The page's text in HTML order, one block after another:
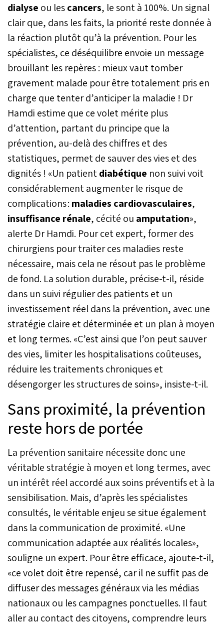
dialyse ou lescancers, le sont à 100%. Un signal
clair que, dans les faits, la priorité reste donnée à
la réaction plutôt qu’à la prévention. Pour les
spécialistes, ce déséquilibre envoie un message
brouillant les repères : mieux vaut tomber
gravement malade pour être totalement pris en
charge que tenter d’anticiper la maladie ! Dr
Hamdi estime que ce volet mérite plus
d’attention, partant du principe que la
prévention, au-delà des chiffres et des
statistiques, permet de sauver des vies et des
dignités ! «Un patientdiabétique non suivi voit
considérablement augmenter le risque de
complications : maladies cardiovasculaires,
insuffisance rénale, cécité ou amputation»,
alerte Dr Hamdi. Pour cet expert, former des
chirurgiens pour traiter ces maladies reste
nécessaire, mais cela ne résout pas le problème
de fond. La solution durable, précise-t-il, réside
dans un suivi régulier des patients et un
investissement réel dans la prévention, avec une
stratégie claire et déterminée et un plan à moyen
et long termes. «C’est ainsi que l’on peut sauver
des vies, limiter les hospitalisations coûteuses,
réduire les traitements chroniques et
désengorger les structures de soins», insiste-t-il.
Sans proximité, la prévention
reste hors de portée
La prévention sanitaire nécessite donc une
véritable stratégie à moyen et long termes, avec
un intérêt réel accordé aux soins préventifs et à la
sensibilisation. Mais, d’après les spécialistes
consultés, le véritable enjeu se situe également
dans la communication de proximité. «Une
communication adaptée aux réalités locales»,
souligne un expert. Pour être efficace, ajoute-t-il,
«ce volet doit être repensé, car il ne suffit pas de
diffuser des messages généraux via les médias
nationaux ou les campagnes ponctuelles. Il faut
aller au contact des citoyens, comprendre leurs